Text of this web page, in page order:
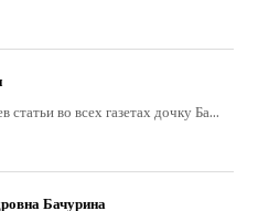
статьи во всех газетах дочку Ба...
Бачурина